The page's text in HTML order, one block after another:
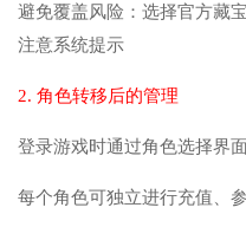
避免覆盖风险：选择官方藏
注意系统提示
2. 角色转移后的管理
登录游戏时通过角色选择界
每个角色可独立进行充值、